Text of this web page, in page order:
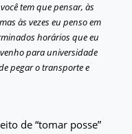
tem que pensar, às
às vezes eu penso em
horários que eu
para universidade
pegar o transporte e
de “tomar posse”